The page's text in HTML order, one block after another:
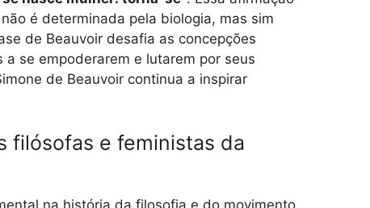
é determinada pela biologia, mas sim
de Beauvoir desafia as concepções
se empoderarem e lutarem por seus
de Beauvoir continua a inspirar
filósofas e feministas da
na história da filosofia e do movimento